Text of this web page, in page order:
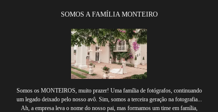
SOMOS A FAMÍLIA MONTEIRO
Somos os MONTEIROS, muito prazer! Uma família de fotógrafos, continuando
um legado deixado pelo nosso avô. Sim, somos a terceira geração na fotografia...
Ah, a empresa leva o nome do nosso pai, mas formamos um time em família,